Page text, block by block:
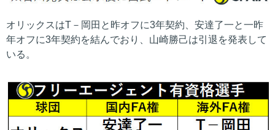
オリックスはT－岡田と昨オフに3年契約、安達了一と一昨
年オフに3年契約を結んでおり、山崎勝己は引退を発表して
いる。